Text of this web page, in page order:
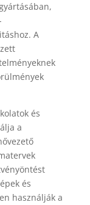
A
és
a
és
használják a